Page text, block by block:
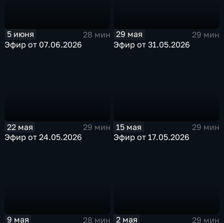
5 июня
28 мин
Эфир от 07.06.2026
29 мая
29 мин
Эфир от 31.05.2026
22 мая
29 мин
Эфир от 24.05.2026
15 мая
29 мин
Эфир от 17.05.2026
9 мая 28 мин 2 мая 29 мин